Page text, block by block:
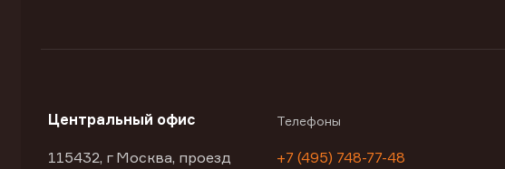
Центральный офис
115432, г Москва, проезд
Телефоны
+7 (495) 748-77-48